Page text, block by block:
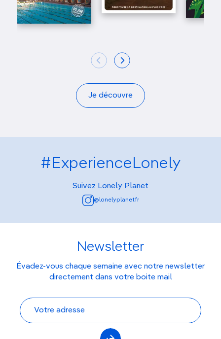
Je découvre
#ExperienceLonely
Suivez Lonely Planet
@lonelyplanetfr
Newsletter
Évadez-vous chaque semaine avec notre newsletter
directement dans votre boite mail